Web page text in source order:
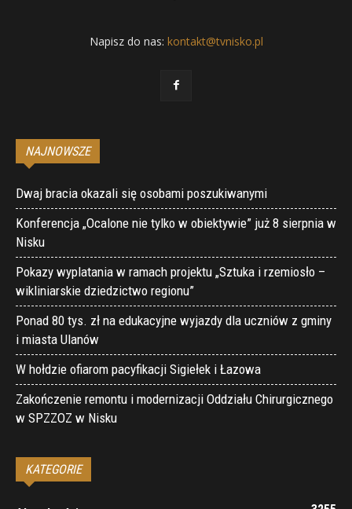
Napisz do nas: kontakt@tvnisko.pl
NAJNOWSZE
Dwaj bracia okazali się osobami poszukiwanymi
Konferencja „Ocalone nie tylko w obiektywie” już 8 sierpnia w
Nisku
Pokazy wyplatania w ramach projektu „Sztuka i rzemiosło –
wikliniarskie dziedzictwo regionu”
Ponad 80 tys. zł na edukacyjne wyjazdy dla uczniów z gminy
i miasta Ulanów
W hołdzie ofiarom pacyfikacji Sigiełek i Łazowa
Zakończenie remontu i modernizacji Oddziału Chirurgicznego
w SPZZOZ w Nisku
KATEGORIE